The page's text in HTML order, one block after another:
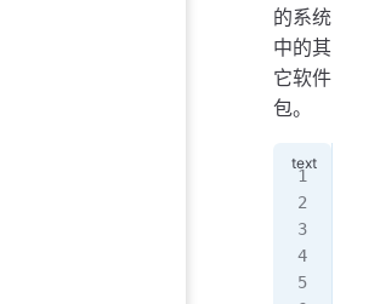
的系统
中的其
它软件
包。